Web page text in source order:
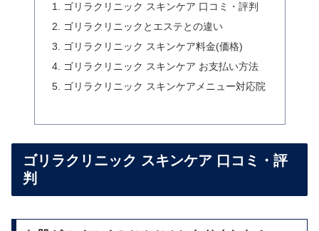
ゴリラクリニック スキンケア 口コミ・評判
ゴリラクリニックとエステとの違い
ゴリラクリニック スキンケア料金(価格)
ゴリラクリニック スキンケア お支払い方法
ゴリラクリニック スキンケアメニュー対応院
ゴリラクリニック スキンケア 口コミ・評
判